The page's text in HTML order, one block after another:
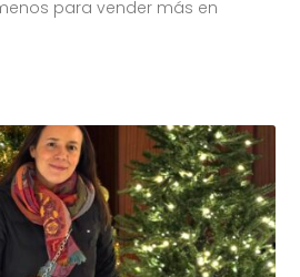
para vender más en